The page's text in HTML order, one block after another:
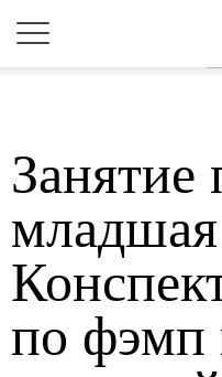
по фэмп